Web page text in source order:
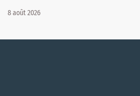
8 août 2026